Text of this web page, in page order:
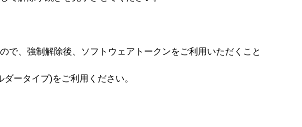
で、強制解除後、ソフトウェアトークンをご利用いただくこと
ータイプ)をご利用ください。